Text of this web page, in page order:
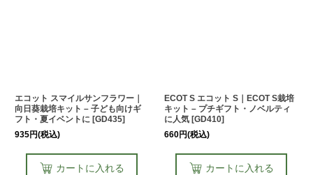
エコット スマイルサンフラワー｜
向日葵栽培キット – 子ども向けギ
フト・夏イベントに [GD435]
935円(税込)
カートに入れる
ECOT S エコット S｜ECOT S栽培
キット – プチギフト・ノベルティ
に人気 [GD410]
660円(税込)
カートに入れる